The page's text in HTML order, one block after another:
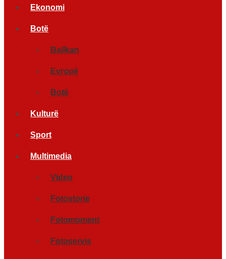
Ekonomi
Botë
Ballkan
Evropë
Botë
Kulturë
Sport
Multimedia
Video
Fotostorje
Fotomoment
Fotoservis